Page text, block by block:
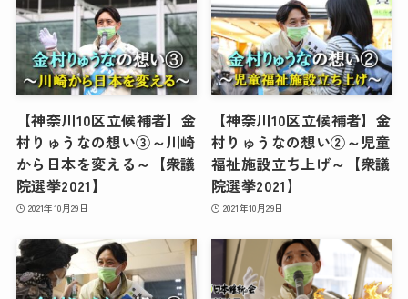
【神奈川10区立候補者】金
村りゅうなの想い③～川崎
から日本を変える～【衆議
院選挙2021】
2021年10月29日
【神奈川10区立候補者】金
村りゅうなの想い②～児童
福祉施設立ち上げ～【衆議
院選挙2021】
2021年10月29日